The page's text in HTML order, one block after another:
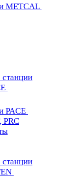
METCAL
PACE
PRC